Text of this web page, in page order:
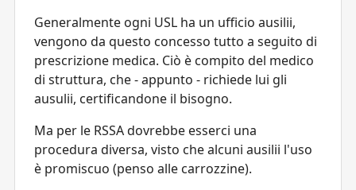
Generalmente ogni USL ha un ufficio ausilii,
vengono da questo concesso tutto a seguito di
prescrizione medica. Ciò è compito del medico
di struttura, che - appunto - richiede lui gli
ausulii, certificandone il bisogno.
Ma per le RSSA dovrebbe esserci una
procedura diversa, visto che alcuni ausilii l'uso
è promiscuo (penso alle carrozzine).